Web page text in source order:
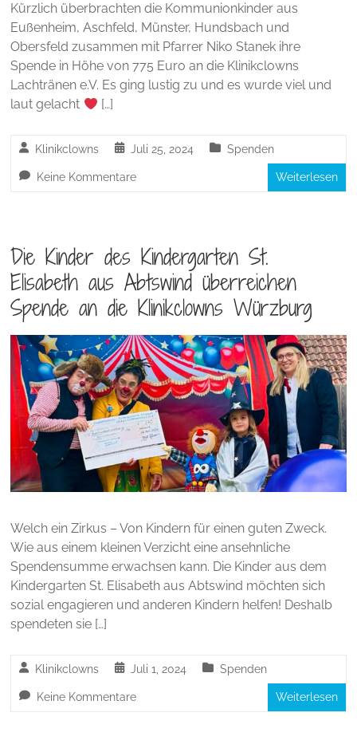
Kürzlich überbrachten die Kommunionkinder aus
Eußenheim, Aschfeld, Münster, Hundsbach und
Obersfeld zusammen mit Pfarrer Niko Stanek ihre
Spende in Höhe von 775 Euro an die Klinikclowns
Lachtränen e.V. Es ging lustig zu und es wurde viel und
laut gelacht
[…]
Klinikclowns Juli 25, 2024 Spenden
Keine Kommentare Weiterlesen
Die Kinder des Kindergarten St.
Elisabeth aus Abtswind überreichen
Spende an die Klinikclowns Würzburg
Welch ein Zirkus – Von Kindern für einen guten Zweck.
Wie aus einem kleinen Verzicht eine ansehnliche
Spendensumme erwachsen kann. Die Kinder aus dem
Kindergarten St. Elisabeth aus Abtswind möchten sich
sozial engagieren und anderen Kindern helfen! Deshalb
spendeten sie […]
Klinikclowns Juli 1, 2024 Spenden
Keine Kommentare Weiterlesen